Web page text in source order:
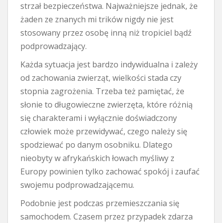
strzał bezpieczeństwa. Najważniejsze jednak, że
żaden ze znanych mi trików nigdy nie jest
stosowany przez osobę inną niż tropiciel bądź
podprowadzający.
Każda sytuacja jest bardzo indywidualna i zależy
od zachowania zwierząt, wielkości stada czy
stopnia zagrożenia. Trzeba też pamiętać, że
słonie to długowieczne zwierzęta, które różnią
się charakterami i wyłącznie doświadczony
człowiek może przewidywać, czego należy się
spodziewać po danym osobniku. Dlatego
nieobyty w afrykańskich łowach myśliwy z
Europy powinien tylko zachować spokój i zaufać
swojemu podprowadzającemu.
Podobnie jest podczas przemieszczania się
samochodem. Czasem przez przypadek zdarza